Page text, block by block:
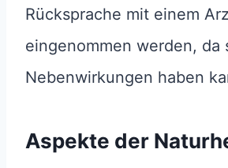
Rücksprache mit einem
eingenommen werden, da
Nebenwirkungen haben
Aspekte der